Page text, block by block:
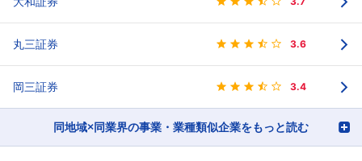
丸三証券 3.6
岡三証券 3.4
同地域×同業界の事業・業種類似企業をもっと読む